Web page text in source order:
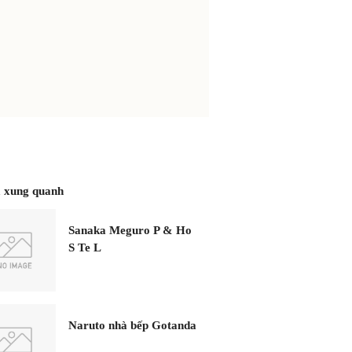
quanh
Sanaka Meguro P & Ho
S Te L
Naruto nhà bếp Gotanda